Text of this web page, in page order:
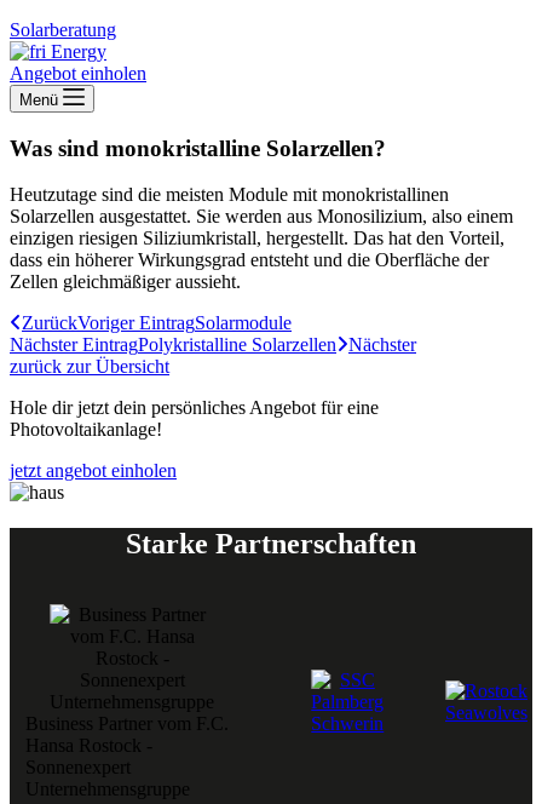
Solarberatung
Angebot einholen
Menü
Was sind monokristalline Solarzellen?
Heutzutage sind die meisten Module mit monokristallinen
Solarzellen ausgestattet. Sie werden aus Monosilizium, also einem
einzigen riesigen Siliziumkristall, hergestellt. Das hat den Vorteil,
dass ein höherer Wirkungsgrad entsteht und die Oberfläche der
Zellen gleichmäßiger aussieht.
ZurückVoriger EintragSolarmodule
Nächster EintragPolykristalline Solarzellen Nächster
zurück zur Übersicht
Hole dir jetzt dein persönliches Angebot für eine
Photovoltaikanlage!
jetzt angebot einholen
Starke Partnerschaften
Business Partner vom F.C.
Hansa Rostock -
Sonnenexpert
Unternehmensgruppe